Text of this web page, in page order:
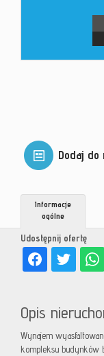
Dodaj do
Udostępnij ofertę
Informacje
ogólne
Opis
Wynajem
kompleksu budynków